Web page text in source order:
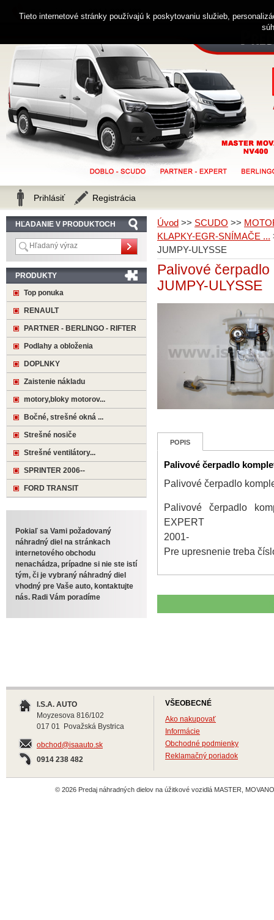
Úvod >> SCUDO >>
KLAPKY-EGR-SNÍMAČE ...
JUMPY-ULYSSE
Palivové
JUMPY-ULYSSE
POPIS
Palivové čerpadlo
Palivové čerpadlo
Palivové čerpadlo
EXPERT
2001-
Pre upresnenie treba
HĽADANIE V PRODUKTOCH
PRODUKTY
Top ponuka
RENAULT
PARTNER - BERLINGO - RIFTER
Podlahy a obloženia
DOPLNKY
Zaistenie nákladu
motory,bloky motorov...
Bočné, strešné okná ...
Strešné nosiče
Strešné ventilátory...
SPRINTER 2006--
FORD TRANSIT
Pokiaľ sa Vami požadovaný
náhradný diel na stránkach
internetového obchodu
nenachádza, prípadne si nie ste istí
tým, či je vybraný náhradný diel
vhodný pre Vaše auto, kontaktujte
nás. Radi Vám poradíme
I.S.A. AUTO
Moyzesova 816/102
017 01 Považská Bystrica
obchod@isaauto.sk
0914 238 482
VŠEOBECNÉ
Ako nakupovať
Informácie
Obchodné podmienky
Reklamačný poriadok
© 2026 Predaj náhradných dielov na úžitkové vozidlá MASTER,
Zákaznícka linka 0914 238 482
Prihlásiť Registrácia
Tieto internetové stránky používajú k poskytovaniu služieb,